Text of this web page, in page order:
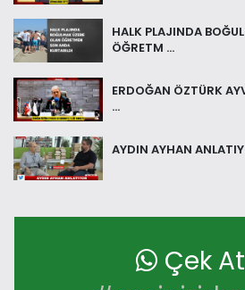
HALK PLAJINDA
ÖĞRETM ...
ERDOĞAN ÖZTÜRK
...
AYDIN AYHAN
Çek